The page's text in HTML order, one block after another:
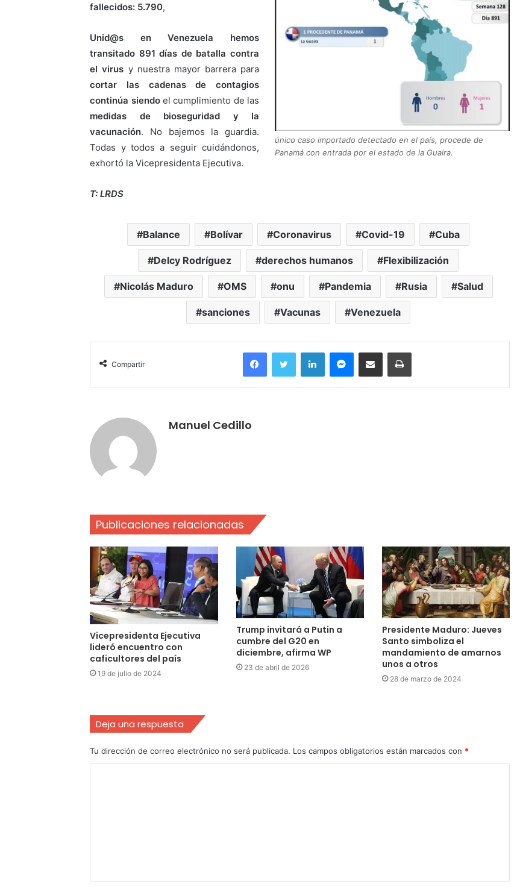
único caso importado detectado en el país, procede de
Panamá con entrada por el estado de la Guaira.
fallecidos: 5.790,
Unid@s en Venezuela hemos
transitado 891 días de batalla contra
el virus y nuestra mayor barrera para
cortar las cadenas de contagios
continúa siendoel cumplimiento de las
medidas de bioseguridad y la
vacunación. No bajemos la guardia.
Todas y todos a seguir cuidándonos,
exhortó la Vicepresidenta Ejecutiva.
T: LRDS
Balance Bolívar Coronavirus Covid-19 Cuba
Delcy Rodríguez derechos humanos Flexibilización
Nicolás Maduro OMS onu Pandemia Rusia Salud
sanciones Vacunas Venezuela
Compartir
FacebookTwitter LinkedInMessengerCompartir por correo electrónicoImprimir
Manuel Cedillo
Publicaciones relacionadas
Vicepresidenta Ejecutiva
lideró encuentro con
caficultores del país
19 de julio de 2024
Trump invitará a Putin a
cumbre del G20 en
diciembre, afirma WP
23 de abril de 2026
Presidente Maduro: Jueves
Santo simboliza el
mandamiento de amarnos
unos a otros
28 de marzo de 2024
Deja una respuesta
Tu dirección de correo electrónico no será publicada. Los campos obligatorios están marcados con *